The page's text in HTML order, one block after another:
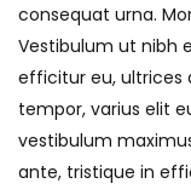
consequat urna.
Vestibulum ut nibh
efficitur eu, ultrices
tempor, varius elit
vestibulum
ante, tristique in